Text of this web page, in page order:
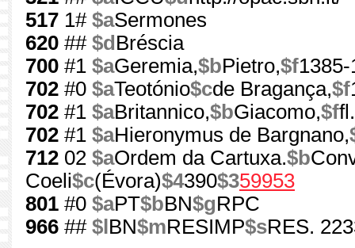
517 1# $aSermones
620 ## $d Bréscia
700 #1 $aGeremia,$bPietro,$f
702 #0 $aTeotónio$cde Bragança,$f
702 #1 $aBritannico,$bGiacomo,$f
702 #1 $aHieronymus de Bargnano,
712 02 $aOrdem da Cartuxa.$b
Coeli$c(Évora)$4390$359953
801 #0 $aPT$bBN$gRPC
966 ## $l BN$mRESIMP$sRES.